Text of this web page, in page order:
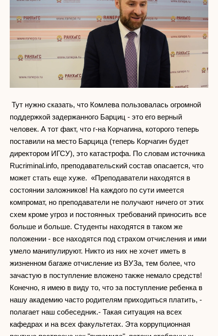
Тут нужно сказать, что Комлева пользовалась огромной
поддержкой задержанного Барциц - это его верный
человек. А тот факт, что г-на Корчагина, которого теперь
поставили на место Барцица (теперь Корчагин будет
директором ИГСУ), это катастрофа. По словам источника
Rucriminal.info, преподавательский состав опасается, что
может стать еще хуже. «Преподаватели находятся в
состоянии заложников! На каждого по сути имеется
компромат, но преподаватели не получают ничего от этих
схем кроме угроз и постоянных требований приносить все
больше и больше. Студенты находятся в таком же
положении - все находятся под страхом отчисления и ими
умело манипулируют. Никто из них не хочет иметь в
жизненном багаже отчисление из ВУЗа, тем более, что
зачастую в поступление вложено также немало средств!
Конечно, я имею в виду то, что за поступление ребенка в
нашу академию часто родителям приходиться платить, -
полагает наш собеседник.- Такая ситуация на всех
кафедрах и на всех факультетах. Эта коррупционная